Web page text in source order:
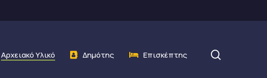
Αρχειακό Υλικό Δημότης Επισκέπτης